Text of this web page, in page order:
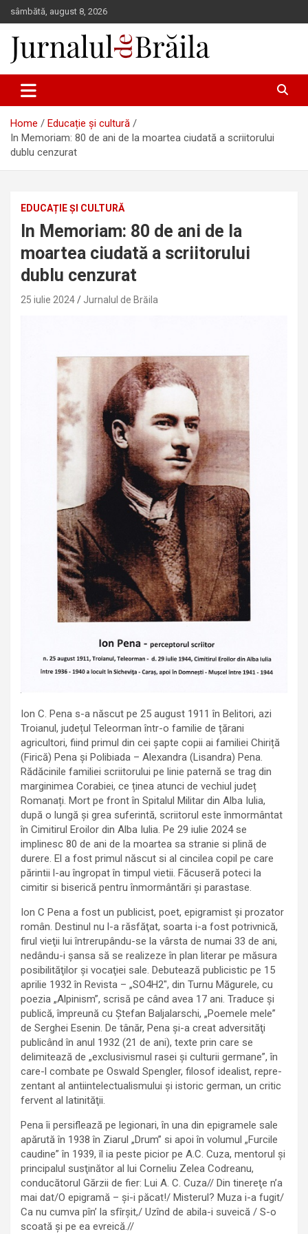
Skip
to
content
sâmbătă, august 8, 2026
Jurnalul de Brăila
Home
Educație și cultură
In Memoriam: 80 de ani de la moartea ciudată a scriitorului
dublu cenzurat
EDUCAȚIE ȘI CULTURĂ
In Memoriam: 80 de ani de la
moartea ciudată a scriitorului
dublu cenzurat
25 iulie 2024 Jurnalul de Brăila
Ion C. Pena s-a născut pe 25 august 1911 în Belitori, azi
Troianul, județul Teleorman într-o familie de țărani
agricultori, fiind primul din cei șapte copii ai familiei Chiriță
(Firică) Pena și Polibiada – Alexandra (Lisandra) Pena.
Rădăcinile familiei scriitorului pe linie paternă se trag din
marginimea Corabiei, ce ținea atunci de vechiul județ
Romanați. Mort pe front în Spitalul Militar din Alba Iulia,
după o lungă şi grea suferintă, scriitorul este înmormântat
în Cimitirul Eroilor din Alba Iulia. Pe 29 iulie 2024 se
implinesc 80 de ani de la moartea sa stranie si plină de
durere. El a fost primul născut si al cincilea copil pe care
părintii l-au îngropat în timpul vietii. Făcuseră poteci la
cimitir si biserică pentru înmormântări şi parastase.
Ion C Pena a fost un publicist, poet, epigramist și prozator
român. Destinul nu l-a răsfăţat, soarta i-a fost potrivnică,
firul vieţii lui întrerupându-se la vârsta de numai 33 de ani,
nedându-i şansa să se realizeze în plan literar pe măsura
posibilităţilor şi vocaţiei sale. Debutează publicistic pe 15
aprilie 1932 în Revista – „SO4H2″, din Turnu Măgurele, cu
poezia „Alpinism”, scrisă pe când avea 17 ani. Traduce şi
publică, împreună cu Ştefan Baljalarschi, „Poemele mele”
de Serghei Esenin. De tânăr, Pena şi-a creat adversităţi
publicând în anul 1932 (21 de ani), texte prin care se
delimitează de „exclusivismul rasei şi culturii germane”, în
care-l combate pe Oswald Spengler, filosof idealist, repre­
zentant al antiintelectualismului şi istoric german, un critic
fervent al latinităţii.
Pena îi persiflează pe legionari, în una din epigramele sale
apărută în 1938 în Ziarul „Drum” si apoi în volumul „Furcile
caudine” în 1939, îl ia peste picior pe A.C. Cuza, mentorul şi
principalul susţinător al lui Corneliu Zelea Codreanu,
conducătorul Gărzii de fier: Lui A. C. Cuza// Din tinereţe n’a
mai dat/O epigramă – şi-i păcat!/ Misterul? Muza i-a fugit/
Ca nu cumva pîn’ la sfîrşit,/ Uzînd de abila-i suveică / S-o
scoată şi pe ea evreică.//